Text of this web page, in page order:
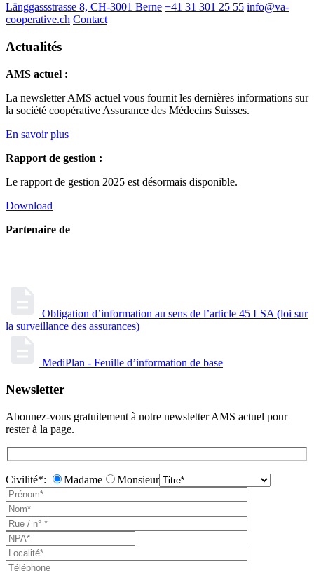
Länggassstrasse 8, CH-3001 Berne +41 31 301 25 55 info@va-
cooperative.ch Contact
Actualités
AMS actuel :
La newsletter AMS actuel vous fournit les dernières informations sur
la société coopérative Assurance des Médecins Suisses.
En savoir plus
Rapport de gestion :
Le rapport de gestion 2025 est désormais disponible.
Download
Partenaire de
Obligation d’information au sens de l’article 45 LSA (loi sur
la surveillance des assurances)
MediPlan - Feuille d’information de base
Newsletter
Abonnez-vous gratuitement à notre newsletter AMS actuel pour
rester à la page.
Civilité*: Madame Monsieur